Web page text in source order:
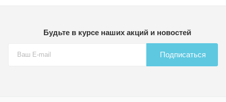
Будьте в курсе наших акций и новостей
Подписаться